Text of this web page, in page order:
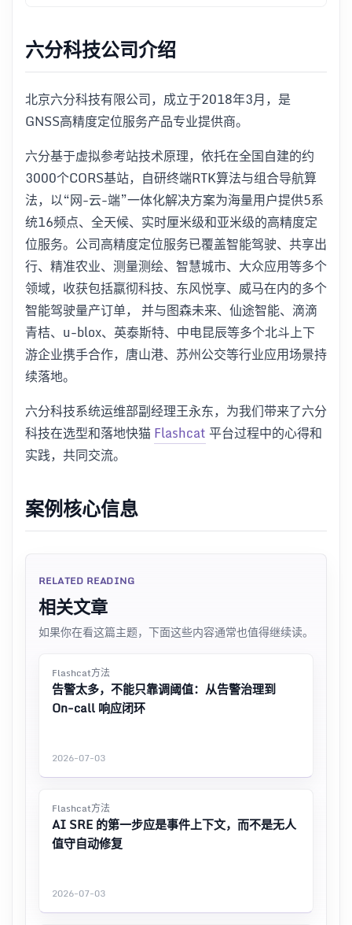
六分科技公司介绍
北京六分科技有限公司，成立于2018年3月，是
GNSS高精度定位服务产品专业提供商。
六分基于虚拟参考站技术原理，依托在全国自建的约
3000个CORS基站，自研终端RTK算法与组合导航算
法，以“网-云-端”一体化解决方案为海量用户提供5系
统16频点、全天候、实时厘米级和亚米级的高精度定
位服务。公司高精度定位服务已覆盖智能驾驶、共享出
行、精准农业、测量测绘、智慧城市、大众应用等多个
领域，收获包括嬴彻科技、东风悦享、威马在内的多个
智能驾驶量产订单， 并与图森未来、仙途智能、滴滴
青桔、u-blox、英泰斯特、中电昆辰等多个北斗上下
游企业携手合作，唐山港、苏州公交等行业应用场景持
续落地。
六分科技系统运维部副经理王永东，为我们带来了六分
科技在选型和落地快猫Flashcat平台过程中的心得和
实践，共同交流。
案例核心信息
RELATED READING
相关文章
如果你在看这篇主题，下面这些内容通常也值得继续读。
Flashcat方法
告警太多，不能只靠调阈值：从告警治理到
On-call 响应闭环
2026-07-03
Flashcat方法
AI SRE 的第一步应是事件上下文，而不是无人
值守自动修复
2026-07-03